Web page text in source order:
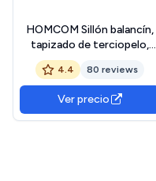
HOMCOM Sillón balancín,
tapizado de terciopelo,
sillón de lactancia,
estructura de acero, patas
de madera maciza, amarillo
4.4 80 reviews
Ver precio